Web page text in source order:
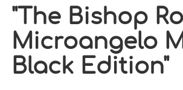
"The Bishop
Microangelo
Black Edition"